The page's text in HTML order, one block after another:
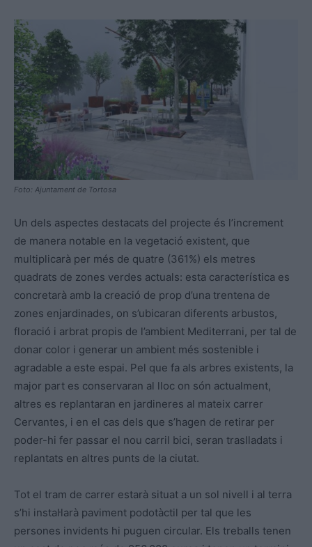
Foto: Ajuntament de Tortosa
Un dels aspectes destacats del projecte és l’increment
de manera notable en la vegetació existent, que
multiplicarà per més de quatre (361%) els metres
quadrats de zones verdes actuals: esta característica es
concretarà amb la creació de prop d’una trentena de
zones enjardinades, on s’ubicaran diferents arbustos,
floració i arbrat propis de l’ambient Mediterrani, per tal de
donar color i generar un ambient més sostenible i
agradable a este espai. Pel que fa als arbres existents, la
major part es conservaran al lloc on són actualment,
altres es replantaran en jardineres al mateix carrer
Cervantes, i en el cas dels que s’hagen de retirar per
poder-hi fer passar el nou carril bici, seran traslladats i
replantats en altres punts de la ciutat.
Tot el tram de carrer estarà situat a un sol nivell i al terra
s’hi instal·larà paviment podotàctil per tal que les
persones invidents hi puguen circular. Els treballs tenen